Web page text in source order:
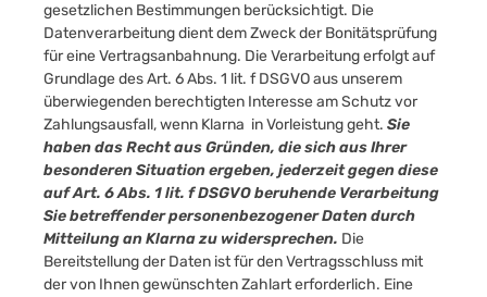
gesetzlichen Bestimmungen berücksichtigt. Die
Datenverarbeitung dient dem Zweck der Bonitätsprüfung
für eine Vertragsanbahnung. Die Verarbeitung erfolgt auf
Grundlage des Art. 6 Abs. 1 lit. f DSGVO aus unserem
überwiegenden berechtigten Interesse am Schutz vor
Zahlungsausfall, wenn Klarna in Vorleistung geht. Sie
haben das Recht aus Gründen, die sich aus Ihrer
besonderen Situation ergeben, jederzeit gegen diese
auf Art. 6 Abs. 1 lit. f DSGVO beruhende Verarbeitung
Sie betreffender personenbezogener Daten durch
Mitteilung an Klarna zu widersprechen. Die
Bereitstellung der Daten ist für den Vertragsschluss mit
der von Ihnen gewünschten Zahlart erforderlich. Eine